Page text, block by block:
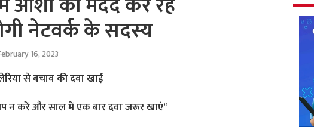
नेटवर्क के सदस्य
16, 2023
से बचाव की दवा खाई
न करें और साल में एक बार दवा जरूर खाएं”